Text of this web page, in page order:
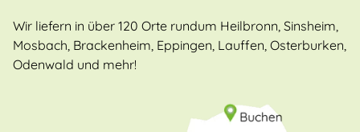
Wir liefern in über 120 Orte rundum Heilbronn, Sinsheim,
Mosbach, Brackenheim, Eppingen, Lauffen, Osterburken,
Odenwald und mehr!